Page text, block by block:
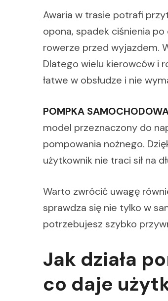
Awaria w trasie potrafi
opona, spadek ciśnienia
rowerze przed wyjazdem.
Dlatego wielu kierowców i
łatwe w obsłudze i nie
POMPKA
model przeznaczony do
pompowania nożnego.
użytkownik nie traci sił na
Warto zwrócić uwagę
sprawdza się nie tylko w
potrzebujesz szybko
Jak działa
co daje